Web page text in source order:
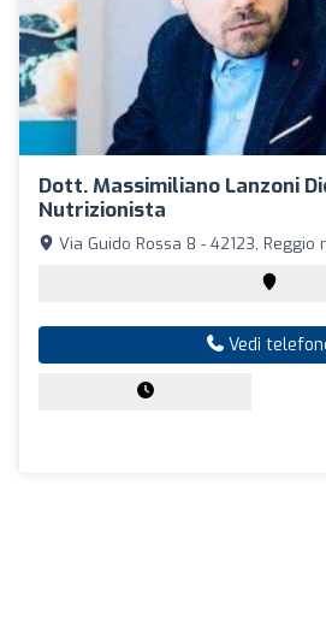
Dott. Massimiliano Lanzoni
Nutrizionista
Via Guido Rossa 8 - 42123, Reggio
Vedi